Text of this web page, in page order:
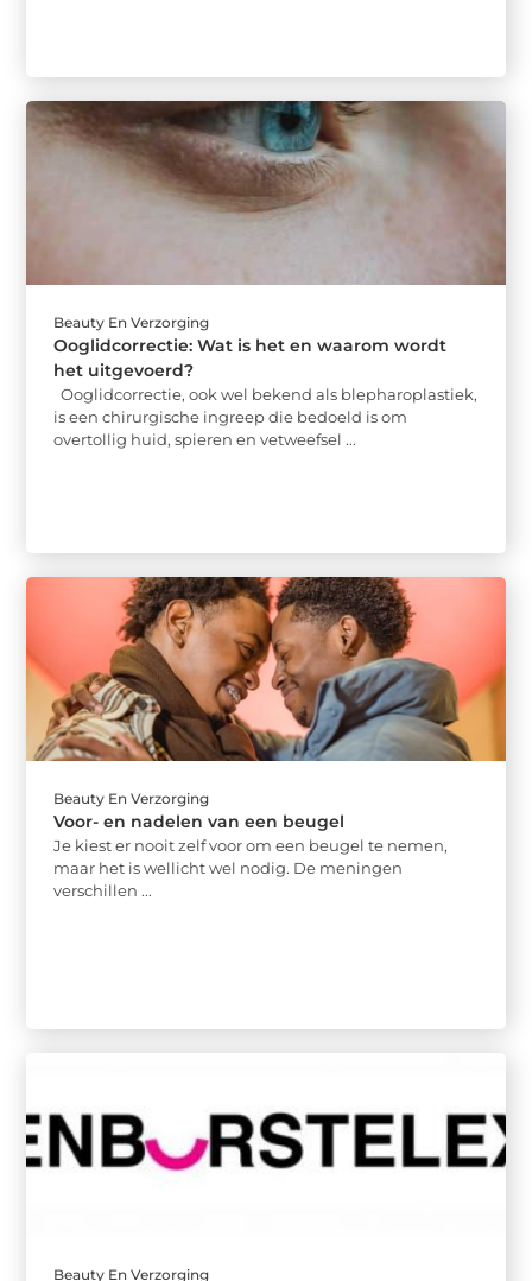
Beauty En Verzorging
Ooglidcorrectie: Wat is het en waarom wordt
het uitgevoerd?
Ooglidcorrectie, ook wel bekend als blepharoplastiek,
is een chirurgische ingreep die bedoeld is om
overtollig huid, spieren en vetweefsel ...
Beauty En Verzorging
Voor- en nadelen van een beugel
Je kiest er nooit zelf voor om een beugel te nemen,
maar het is wellicht wel nodig. De meningen
verschillen ...
Beauty En Verzorging